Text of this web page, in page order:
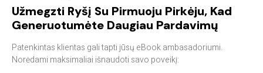
Užmegzti Ryšį Su Pirmuoju Pirkėju, Kad
Generuotumėte Daugiau Pardavimų
Patenkintas klientas gali tapti jūsų eBook ambasadoriumi.
Norėdami maksimaliai išnaudoti savo poveikį: